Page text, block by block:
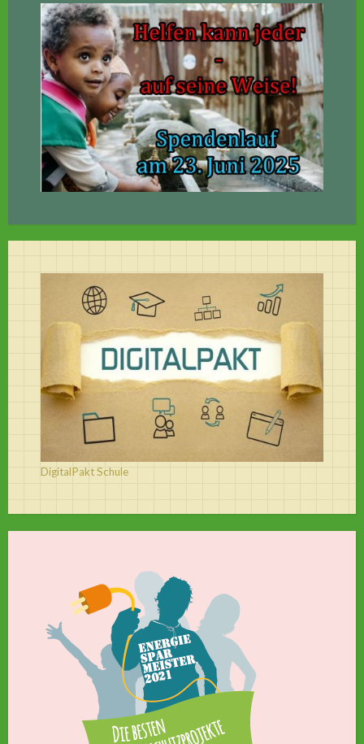
DigitalPakt Schule